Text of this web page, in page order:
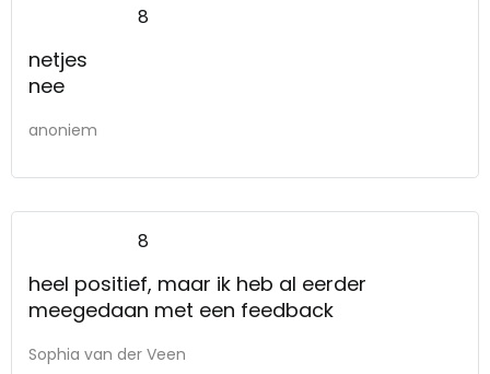
8
netjes
nee
anoniem
8
heel positief, maar ik heb al eerder
meegedaan met een feedback
Sophia van der Veen